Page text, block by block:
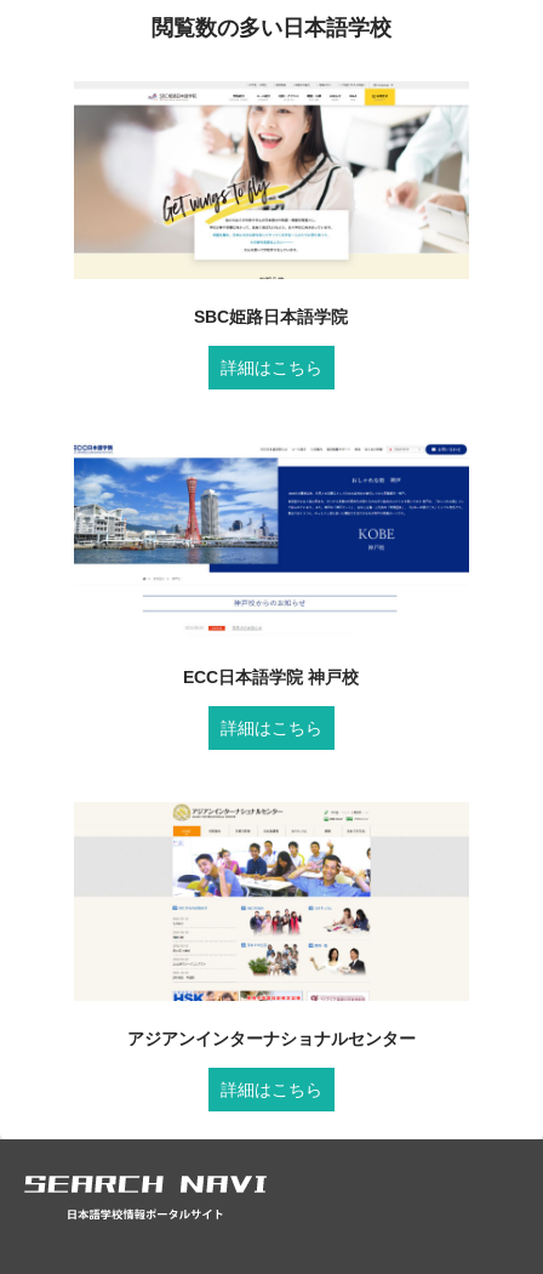
閲覧数の多い日本語学校
SBC姫路日本語学院
詳細はこちら
ECC日本語学院 神戸校
詳細はこちら
アジアンインターナショナルセンター
詳細はこちら